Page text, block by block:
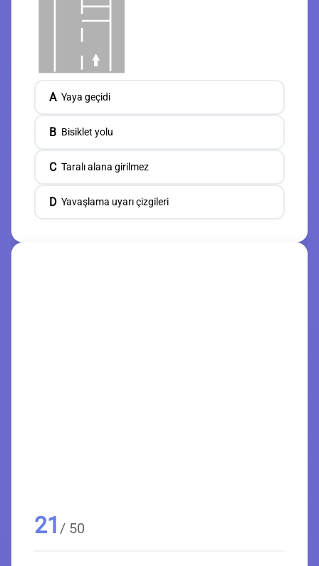
A Yaya geçidi
B Bisiklet yolu
C Taralı alana girilmez
D Yavaşlama uyarı çizgileri
21 / 50